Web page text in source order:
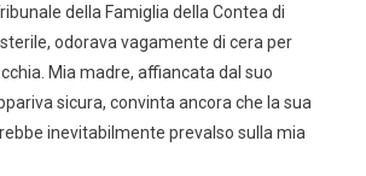
della Famiglia della Contea di
sterile, odorava vagamente di cera per
Mia madre, affiancata dal suo
sicura, convinta ancora che la sua
inevitabilmente prevalso sulla mia